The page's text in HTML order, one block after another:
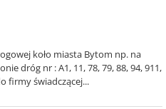
koło miasta Bytom np. na
dróg nr : A1, 11, 78, 79, 88, 94, 911,
firmy świadczącej...